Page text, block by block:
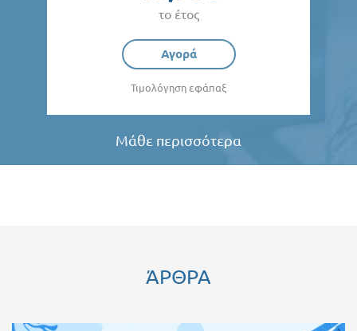
το έτος
Αγορά
Τιμολόγηση εφάπαξ
Μάθε περισσότερα
ΆΡΘΡΑ